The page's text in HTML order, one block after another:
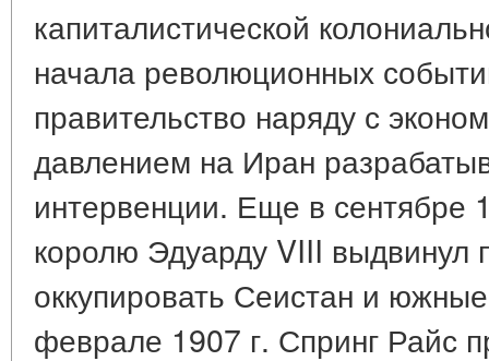
капиталистической
начала революционных
правительство наряду с
давлением на Иран
интервенции. Еще в сентябре
королю Эдуарду VIII выдвинул
оккупировать Сеистан и
феврале 1907 г. Спринг Райс